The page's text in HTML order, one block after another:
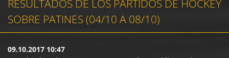
RESULTADOS DE LOS PARTIDOS DE HOCKEY
SOBRE PATINES (04/10 A 08/10)
09.10.2017 10:47